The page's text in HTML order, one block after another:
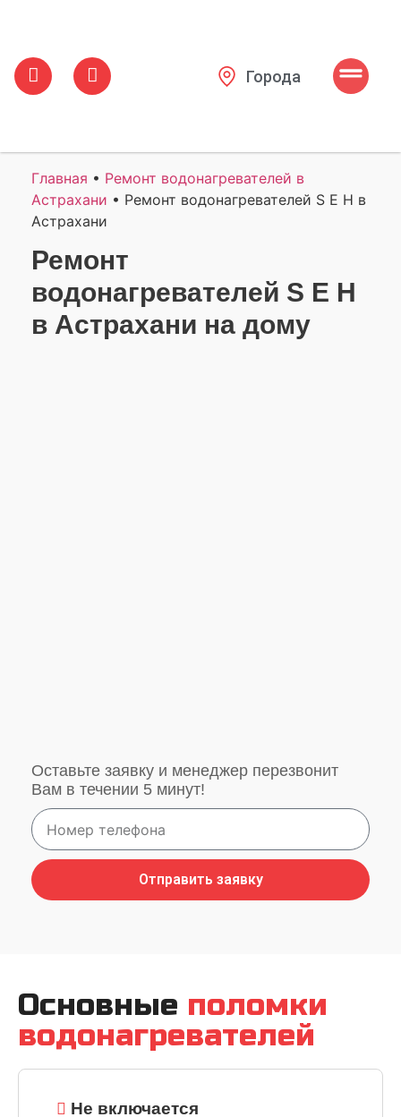
Города
Главная • Ремонт водонагревателей в
Астрахани • Ремонт водонагревателей S E H в
Астрахани
Ремонт
водонагревателей S E H
в Астрахани на дому
Оставьте заявку и менеджер перезвонит
Вам в течении 5 минут!
Отправить заявку
Основные поломки
водонагревателей
Не включается